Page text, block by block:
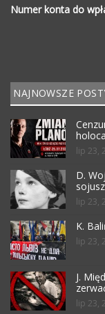
Numer konta do
NAJNOWSZE
lip 23,
D.
lip 23,
K.
lip 23,
J.
lip 23,